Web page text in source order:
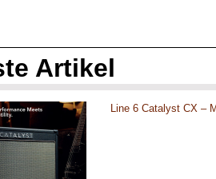
Artikel
Line 6 Catalyst CX –